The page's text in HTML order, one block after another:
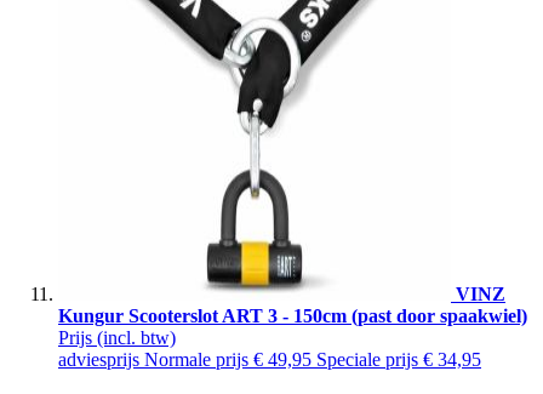
VINZ
Kungur Scooterslot ART 3 - 150cm (past door spaakwiel)
Prijs (incl. btw)
adviesprijs Normale prijs € 49,95 Speciale prijs € 34,95